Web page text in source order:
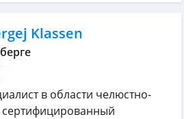
Klassen
в области челюстно-